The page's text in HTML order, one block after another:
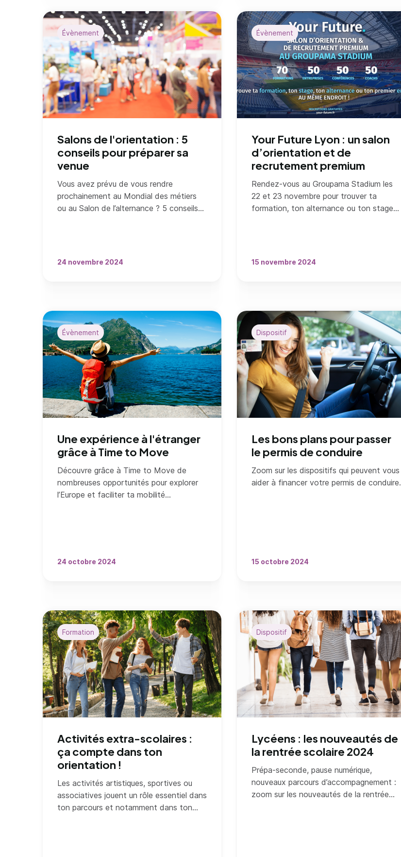
Salons de l'orientation : 5
conseils pour préparer sa
venue
Vous avez prévu de vous rendre
prochainement au Mondial des métiers
ou au Salon de l’alternance ? 5 conseils
24 novembre 2024
Évènement
Your Future Lyon : un salon
d’orientation et de
recrutement premium
Rendez-vous au Groupama Stadium les
22 et 23 novembre pour trouver ta
formation, ton alternance ou ton stage
15 novembre 2024
Évènement
Une expérience à l'étranger
grâce à Time to Move
Découvre grâce à Time to Move de
nombreuses opportunités pour explorer
l’Europe et faciliter ta mobilité
24 octobre 2024
Évènement
Les bons plans pour passer
le permis de conduire
Zoom sur les dispositifs qui peuvent vous
aider à financer votre permis de conduire.
15 octobre 2024
Dispositif
Activités extra-scolaires :
ça compte dans ton
orientation !
Les activités artistiques, sportives ou
associatives jouent un rôle essentiel dans
ton parcours et notamment dans ton
Formation
Lycéens : les nouveautés de
la rentrée scolaire 2024
Prépa-seconde, pause numérique,
nouveaux parcours d’accompagnement :
zoom sur les nouveautés de la rentrée
Dispositif